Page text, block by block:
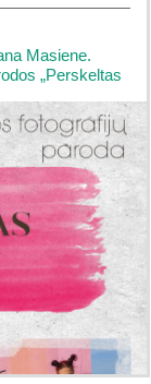
Masiene.
„Perskeltas